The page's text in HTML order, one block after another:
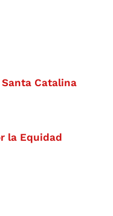
Catalina
la Equidad